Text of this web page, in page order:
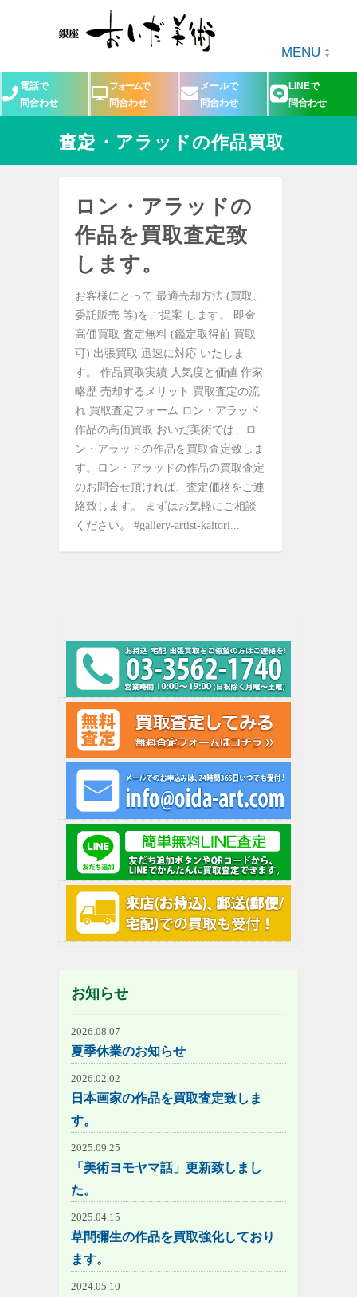
MENU
電話で
問合わせ
フォームで
問合わせ
メールで
問合わせ
LINEで
問合わせ
ロン・アラッドの作品買取査定
ロン・アラッドの
作品を買取査定致
します。
お客様にとって 最適売却方法 (買取、
委託販売 等)をご提案 します。 即金
高価買取 査定無料 (鑑定取得前 買取
可) 出張買取 迅速に対応 いたしま
す。 作品買取実績 人気度と価値 作家
略歴 売却するメリット 買取査定の流
れ 買取査定フォーム ロン・アラッド
作品の高価買取 おいだ美術では、ロ
ン・アラッドの作品を買取査定致しま
す。ロン・アラッドの作品の買取査定
のお問合せ頂ければ、査定価格をご連
絡致します。 まずはお気軽にご相談
ください。 #gallery-artist-kaitori...
お知らせ
2026.08.07
夏季休業のお知らせ
2026.02.02
日本画家の作品を買取査定致しま
す。
2025.09.25
「美術ヨモヤマ話」更新致しまし
た。
2025.04.15
草間彌生の作品を買取強化しており
ます。
2024.05.10